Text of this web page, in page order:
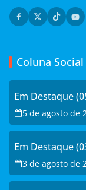
Coluna Social
Em Destaque
5 de agosto de
Em Destaque
3 de agosto de